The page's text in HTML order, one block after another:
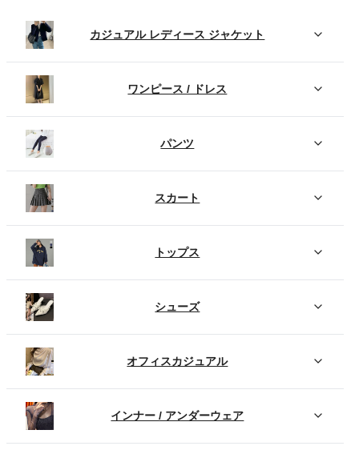
カジュアル レディース ジャケット
ワンピース / ドレス
パンツ
スカート
トップス
シューズ
オフィスカジュアル
インナー / アンダーウェア